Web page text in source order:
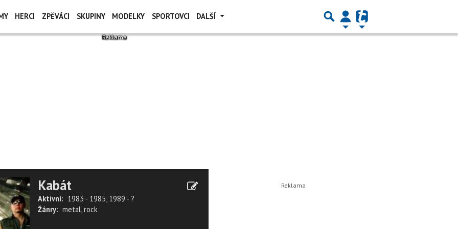
HERCI ZPĚVÁCI SKUPINY MODELKY SPORTOVCI DALŠÍ
Kabát
Aktivní: 1983 - 1985, 1989 - ?
Žánry: metal,rock